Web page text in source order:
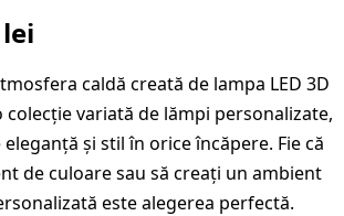
leiPrețul
este:
109,99 lei.
caldă creată de lampa LED 3D
variată de lămpi personalizate,
și stil în orice încăpere. Fie că
de culoare sau să creați un ambient
este alegerea perfectă.